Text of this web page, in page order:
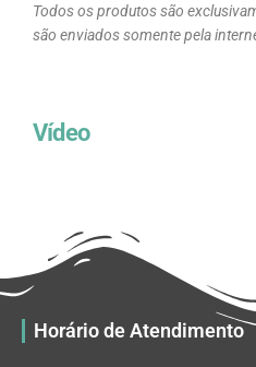
Todos os produtos são
são enviados somente pela
Vídeo
Horário de Atendimento